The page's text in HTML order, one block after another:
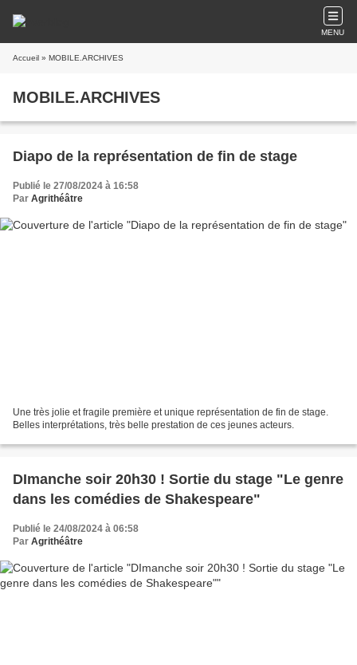
MENU
Accueil » MOBILE.ARCHIVES
MOBILE.ARCHIVES
Diapo de la représentation de fin de stage
Publié le 27/08/2024 à 16:58
Par Agrithéâtre
Une très jolie et fragile première et unique représentation de fin de stage.
Belles interprétations, très belle prestation de ces jeunes acteurs.
DImanche soir 20h30 ! Sortie du stage "Le genre
dans les comédies de Shakespeare"
Publié le 24/08/2024 à 06:58
Par Agrithéâtre